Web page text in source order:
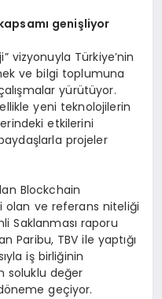
genişliyor
vizyonuyla Türkiye’nin
ve bilgi toplumuna
yürütüyor.
yeni teknolojilerin
etkilerini
projeler
Blockchain
olan ve referans niteliği
Saklanması raporu
Paribu, TBV ile yaptığı
iş birliğinin
soluklu değer
geçiyor.